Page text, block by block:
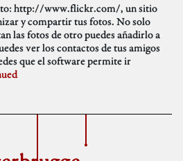
http://www.flickr.com/, un sitio
y compartir tus fotos. No solo
las fotos de otro puedes añadirlo a
ver los contactos de tus amigos
que el software permite ir